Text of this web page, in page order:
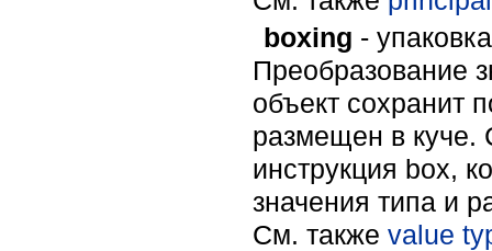
boxing - упаковка
Преобразование
объект сохранит
размещен в куче.
инструкция box,
значения типа и
Cм. также value